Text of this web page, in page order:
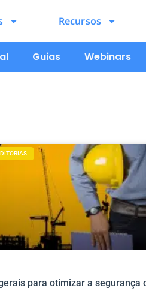
Recursos
Guias Webinars
para otimizar a segurança